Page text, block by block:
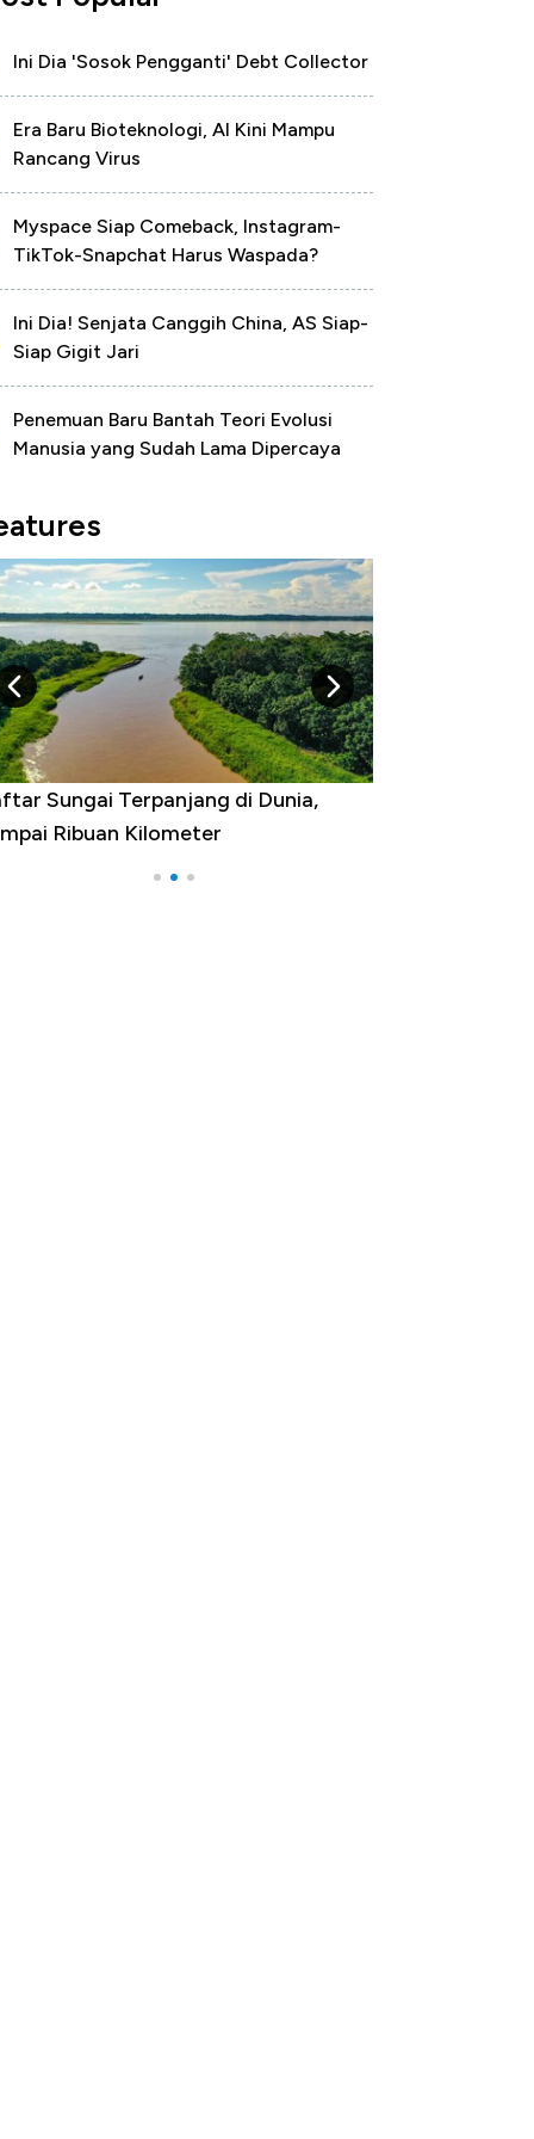
Ini Dia 'Sosok Pengganti' Debt Collector
Era Baru Bioteknologi, AI Kini Mampu
Rancang Virus
Myspace Siap Comeback, Instagram-
TikTok-Snapchat Harus Waspada?
Ini Dia! Senjata Canggih China, AS Siap-
Siap Gigit Jari
Penemuan Baru Bantah Teori Evolusi
Manusia yang Sudah Lama Dipercaya
Negara yang Warganya Sering
Melancong Luar Negeri, RI ke Berapa?